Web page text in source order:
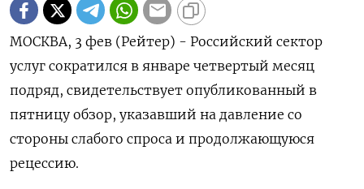
МОСКВА, 3 фев (Рейтер) - Российский сектор
услуг сократился в январе четвертый месяц
подряд, свидетельствует опубликованный в
пятницу обзор, указавший на давление со
стороны слабого спроса и продолжающуюся
рецессию.